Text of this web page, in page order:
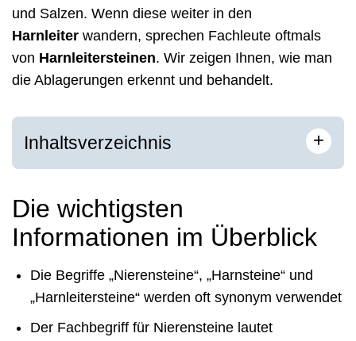
und Salzen. Wenn diese weiter in den
Harnleiter wandern, sprechen Fachleute oftmals
von Harnleitersteinen. Wir zeigen Ihnen, wie man
die Ablagerungen erkennt und behandelt.
Inhaltsverzeichnis +
Die wichtigsten
Informationen im Überblick
Die Begriffe „Nierensteine“, „Harnsteine“ und
„Harnleitersteine“ werden oft synonym verwendet
Der Fachbegriff für Nierensteine lautet